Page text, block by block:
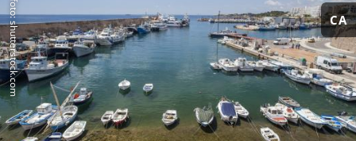
CA
foto: shutterstock.com